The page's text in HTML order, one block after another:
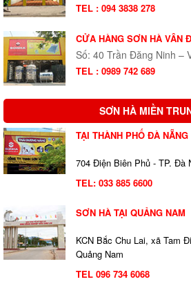
TEL : 094 3838 278
CỬA HÀNG SƠN HÀ VÂN
Số: 40 Trần Đăng Ninh –
TEL : 0989 742 689
SƠN HÀ MIỀN
TẠI THÀNH PHỐ ĐÀ NẴNG
704 Điện Biên Phủ - TP. Đà
TEL: 033 885 6600
SƠN HÀ TẠI QUẢNG NAM
KCN Bắc Chu Lai, xã Tam
Quảng Nam
TEL 096 734 6068